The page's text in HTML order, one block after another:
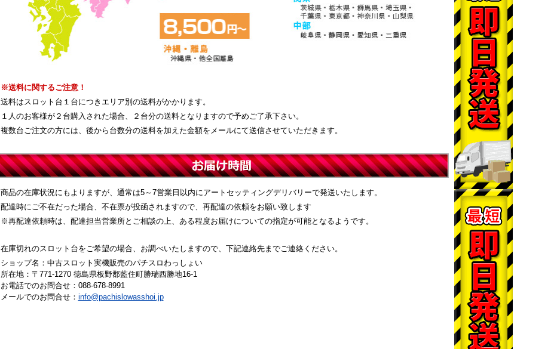
※送料に関するご注意！
送料はスロット台１台につきエリア別の送料がかかります。
１人のお客様が２台購入された場合、２台分の送料となりますので予めご了承下さい。
複数台ご注文の方には、後から台数分の送料を加えた金額をメールにて送信させていただきます。
商品の在庫状況にもよりますが、通常は5～7営業日以内にアートセッティングデリバリーで発送いたします。
配達時にご不在だった場合、不在票が投函されますので、再配達の依頼をお願い致します
※再配達依頼時は、配達担当営業所とご相談の上、ある程度お届けについての指定が可能となるようです。
在庫切れのスロット台をご希望の場合、お調べいたしますので、下記連絡先までご連絡ください。
ショップ名：中古スロット実機販売のパチスロわっしょい
所在地：〒771-1270 徳島県板野郡藍住町勝瑞西勝地16-1
お電話でのお問合せ：088-678-8991
メールでのお問合せ： info@pachislowasshoi.jp